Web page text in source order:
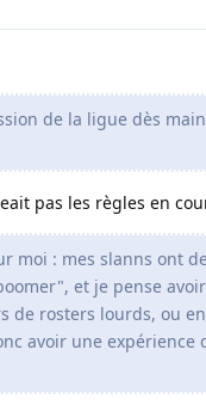
de la ligue dès
pas les règles en
moi : mes slanns ont
et je pense avoir
de rosters lourds, ou
avoir une expérience